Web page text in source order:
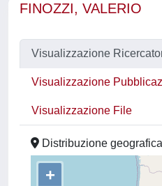
FINOZZI, VALERIO
Visualizzazione
Visualizzazione
Visualizzazione File
Distribuzione geografica
+